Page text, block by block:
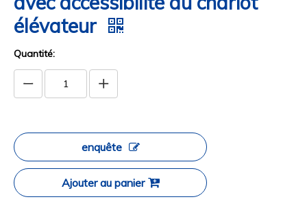
élévateur
Quantité:
enquête
Ajouter au panier